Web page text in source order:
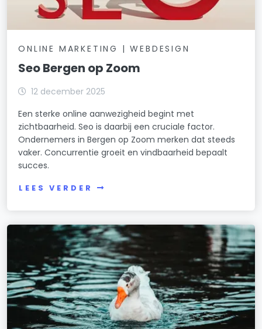
ONLINE MARKETING | WEBDESIGN
Seo Bergen op Zoom
12 december 2025
Een sterke online aanwezigheid begint met
zichtbaarheid. Seo is daarbij een cruciale factor.
Ondernemers in Bergen op Zoom merken dat steeds
vaker. Concurrentie groeit en vindbaarheid bepaalt
succes.
LEES VERDER